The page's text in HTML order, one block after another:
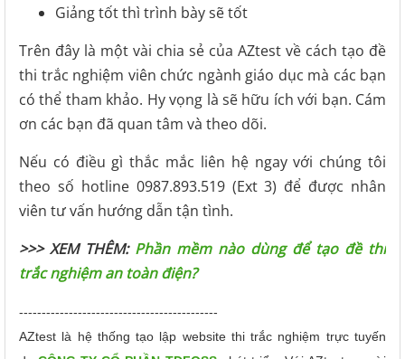
Giảng tốt thì trình bày sẽ tốt
Trên đây là một vài chia sẻ của AZtest về cách tạo đề
thi trắc nghiệm viên chức ngành giáo dục mà các bạn
có thể tham khảo. Hy vọng là sẽ hữu ích với bạn. Cám
ơn các bạn đã quan tâm và theo dõi.
Nếu có điều gì thắc mắc liên hệ ngay với chúng tôi
theo số hotline 0987.893.519 (Ext 3) để được nhân
viên tư vấn hướng dẫn tận tình.
>>> XEM THÊM: Phần mềm nào dùng để tạo đề thi
trắc nghiệm an toàn điện?
--------------------------------------------
AZtest là hệ thống tạo lập website thi trắc nghiệm trực tuyến